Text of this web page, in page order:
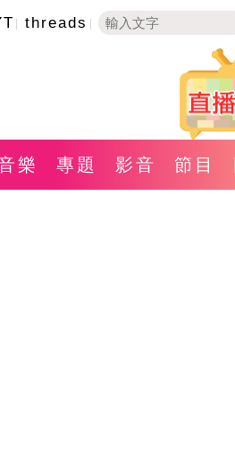
threads
樂 專題 影音 節目